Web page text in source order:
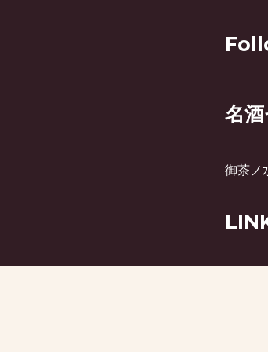
名
御茶ノ